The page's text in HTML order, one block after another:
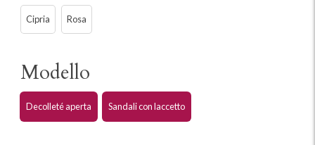
Cipria Rosa
Modello
Decolleté aperta Sandali con laccetto